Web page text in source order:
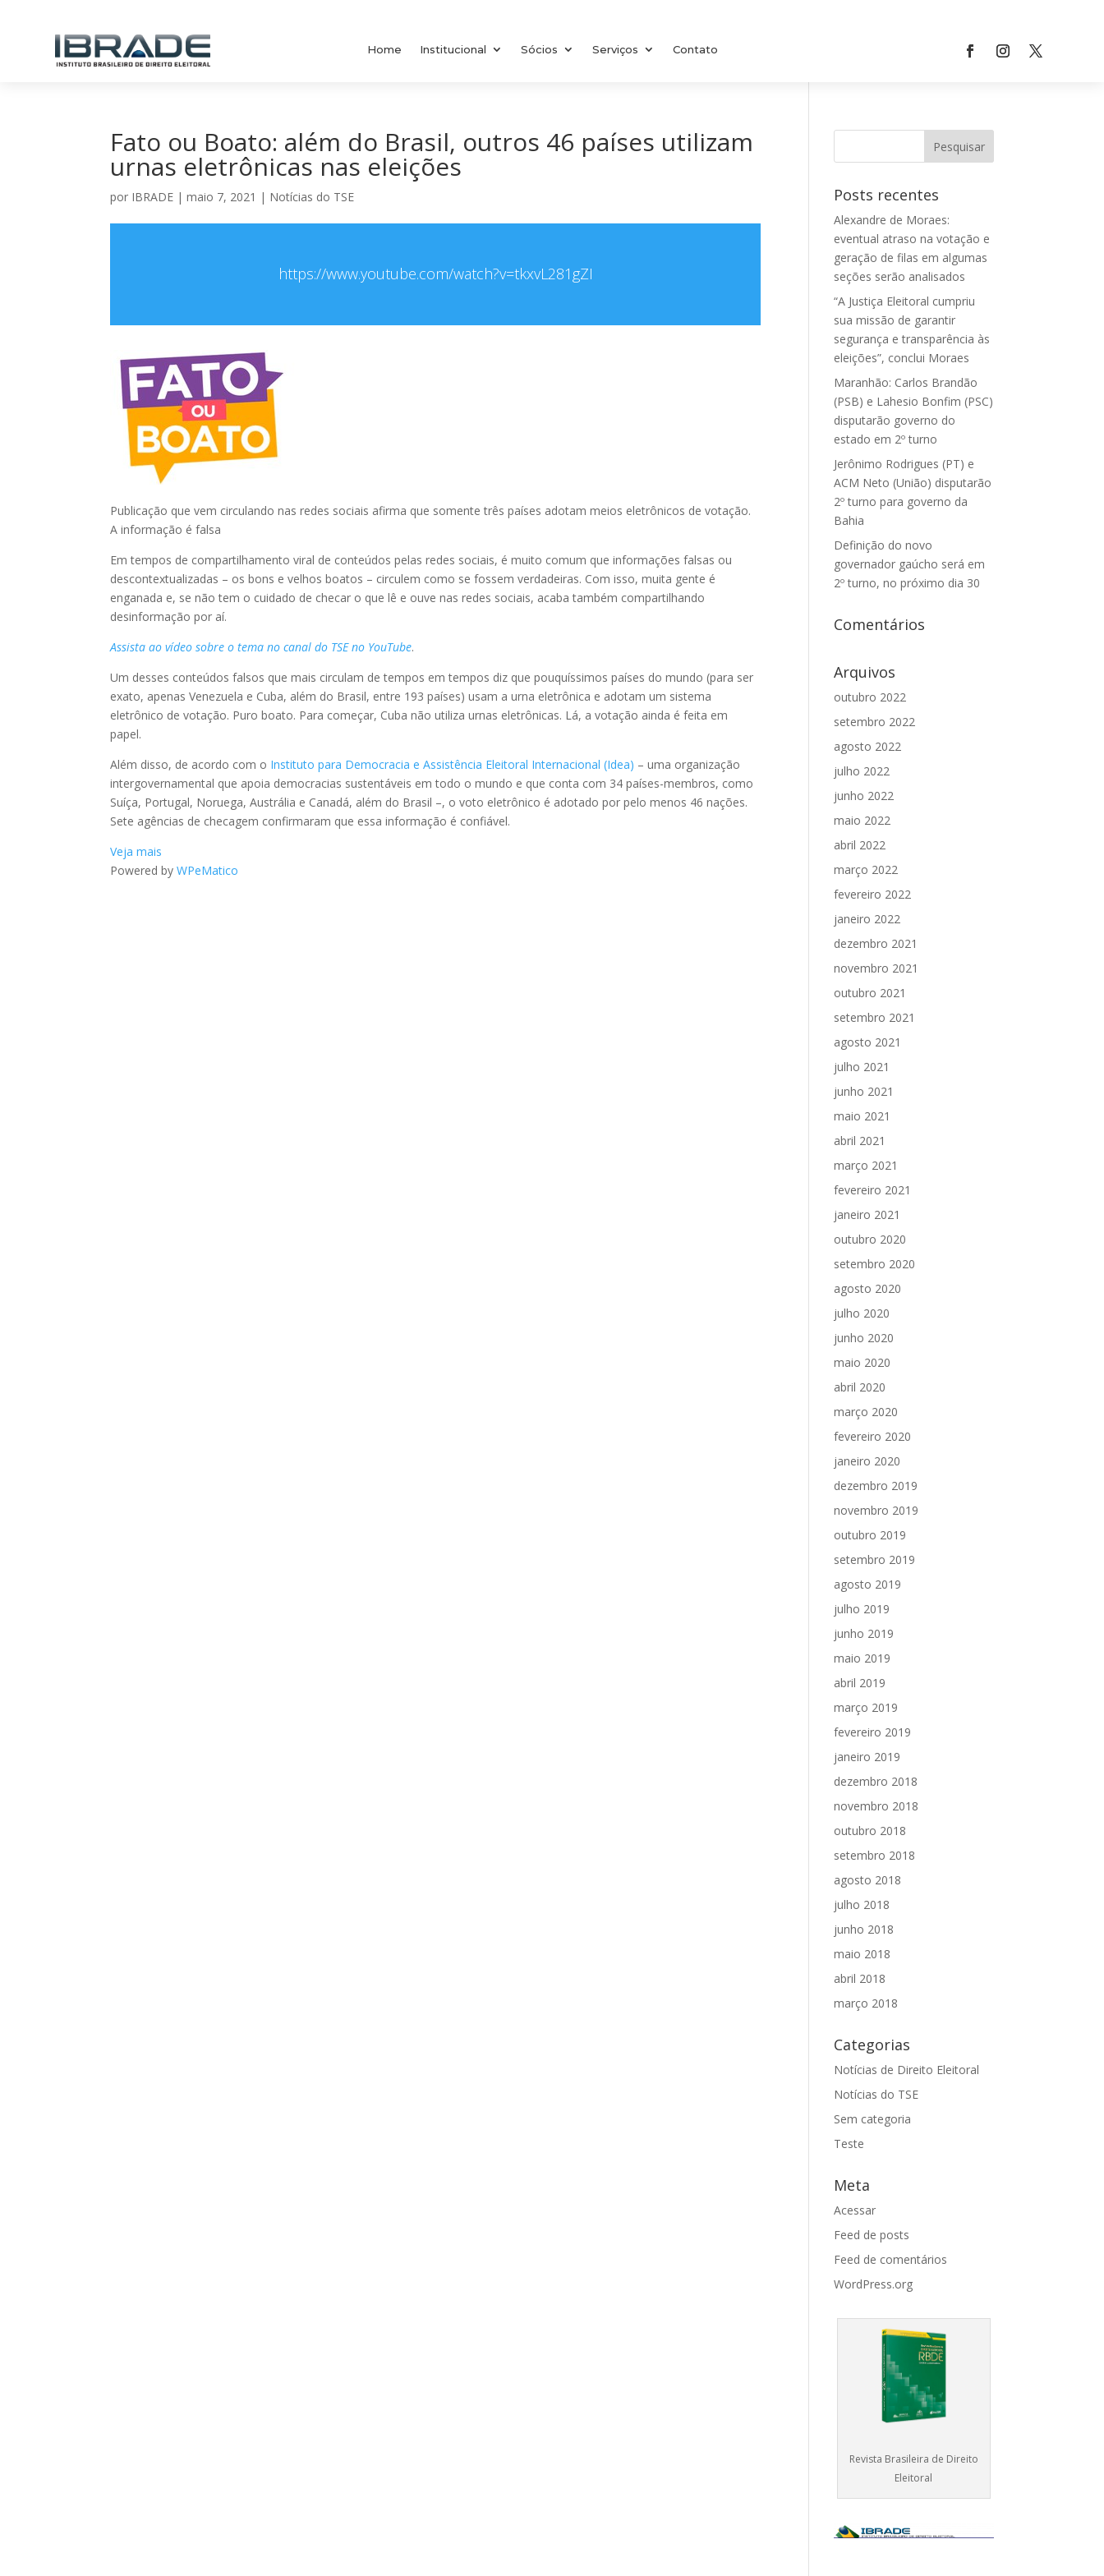
Home Institucional Sócios Serviços Contato
Fato ou Boato: além do Brasil, outros 46 países utilizam
urnas eletrônicas nas eleições
por IBRADE |maio 7, 2021 | Notícias do TSE
https://www.youtube.com/watch?v=tkxvL281gZI
Publicação que vem circulando nas redes sociais afirma que somente três países adotam meios eletrônicos de votação.
A informação é falsa
Em tempos de compartilhamento viral de conteúdos pelas redes sociais, é muito comum que informações falsas ou
descontextualizadas – os bons e velhos boatos – circulem como se fossem verdadeiras. Com isso, muita gente é
enganada e, se não tem o cuidado de checar o que lê e ouve nas redes sociais, acaba também compartilhando
desinformação por aí.
Assista ao vídeo sobre o tema no canal do TSE no YouTube.
Um desses conteúdos falsos que mais circulam de tempos em tempos diz que pouquíssimos países do mundo (para ser
exato, apenas Venezuela e Cuba, além do Brasil, entre 193 países) usam a urna eletrônica e adotam um sistema
eletrônico de votação. Puro boato. Para começar, Cuba não utiliza urnas eletrônicas. Lá, a votação ainda é feita em
papel.
Além disso, de acordo com o Instituto para Democracia e Assistência Eleitoral Internacional (Idea) – uma organização
intergovernamental que apoia democracias sustentáveis em todo o mundo e que conta com 34 países-membros, como
Suíça, Portugal, Noruega, Austrália e Canadá, além do Brasil –, o voto eletrônico é adotado por pelo menos 46 nações.
Sete agências de checagem confirmaram que essa informação é confiável.
Veja mais
Powered byWPeMatico
Posts recentes
Alexandre de Moraes:
eventual atraso na votação e
geração de filas em algumas
seções serão analisados
“A Justiça Eleitoral cumpriu
sua missão de garantir
segurança e transparência às
eleições”, conclui Moraes
Maranhão: Carlos Brandão
(PSB) e Lahesio Bonfim (PSC)
disputarão governo do
estado em 2º turno
Jerônimo Rodrigues (PT) e
ACM Neto (União) disputarão
2º turno para governo da
Bahia
Definição do novo
governador gaúcho será em
2º turno, no próximo dia 30
Comentários
Arquivos
outubro 2022
setembro 2022
agosto 2022
julho 2022
junho 2022
maio 2022
abril 2022
março 2022
fevereiro 2022
janeiro 2022
dezembro 2021
novembro 2021
outubro 2021
setembro 2021
agosto 2021
julho 2021
junho 2021
maio 2021
abril 2021
março 2021
fevereiro 2021
janeiro 2021
outubro 2020
setembro 2020
agosto 2020
julho 2020
junho 2020
maio 2020
abril 2020
março 2020
fevereiro 2020
janeiro 2020
dezembro 2019
novembro 2019
outubro 2019
setembro 2019
agosto 2019
julho 2019
junho 2019
maio 2019
abril 2019
março 2019
fevereiro 2019
janeiro 2019
dezembro 2018
novembro 2018
outubro 2018
setembro 2018
agosto 2018
julho 2018
junho 2018
maio 2018
abril 2018
março 2018
Categorias
Notícias de Direito Eleitoral
Notícias do TSE
Sem categoria
Teste
Meta
Acessar
Feed de posts
Feed de comentários
WordPress.org
Revista Brasileira de Direito
Eleitoral